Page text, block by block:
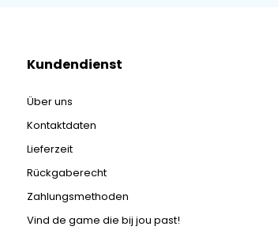
Kundendienst
Über uns
Kontaktdaten
Lieferzeit
Rückgaberecht
Zahlungsmethoden
Vind de game die bij jou past!